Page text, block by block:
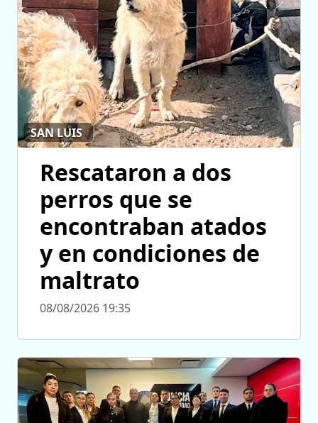
SAN LUIS
Rescataron a dos
perros que se
encontraban atados
y en condiciones de
maltrato
08/08/2026 19:35